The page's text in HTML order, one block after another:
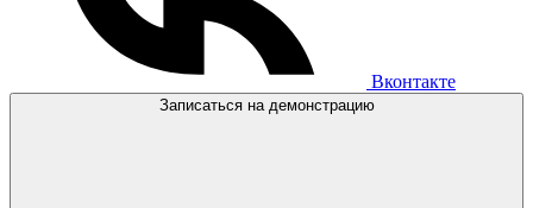
Вконтакте
Записаться на демонстрацию